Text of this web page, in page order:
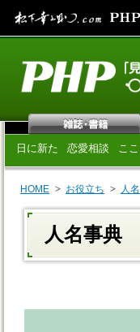
日に新た 恋愛相談 こ
HOME お役立ち 人
人名事典